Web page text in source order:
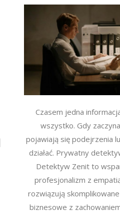
Czasem jedna
wszystko. Gdy
pojawiają się podejrzenia
działać. Prywatny
Detektyw Zenit to
profesjonalizm z
rozwiązują
biznesowe z